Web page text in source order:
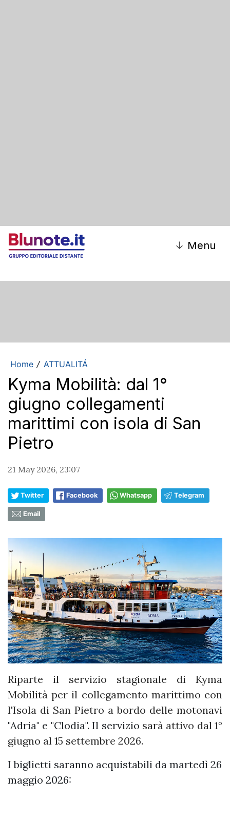
↓ Menu
Home / ATTUALITÁ
Kyma Mobilità: dal 1°
giugno collegamenti
marittimi con isola di San
Pietro
21 May 2026, 23:07
Twitter Facebook Whatsapp Telegram
Email
Riparte il servizio stagionale di Kyma
Mobilità per il collegamento marittimo con
l'Isola di San Pietro a bordo delle motonavi
"Adria" e "Clodia". Il servizio sarà attivo dal 1°
giugno al 15 settembre 2026.
I biglietti saranno acquistabili da martedì 26
maggio 2026: